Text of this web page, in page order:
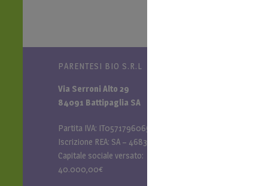
PARENTESI BIO S.R.L
Via Serroni Alto 29
84091 Battipaglia SA
Partita IVA: IT05717960651
Iscrizione REA: SA – 468327
Capitale sociale versato:
40.000,00€